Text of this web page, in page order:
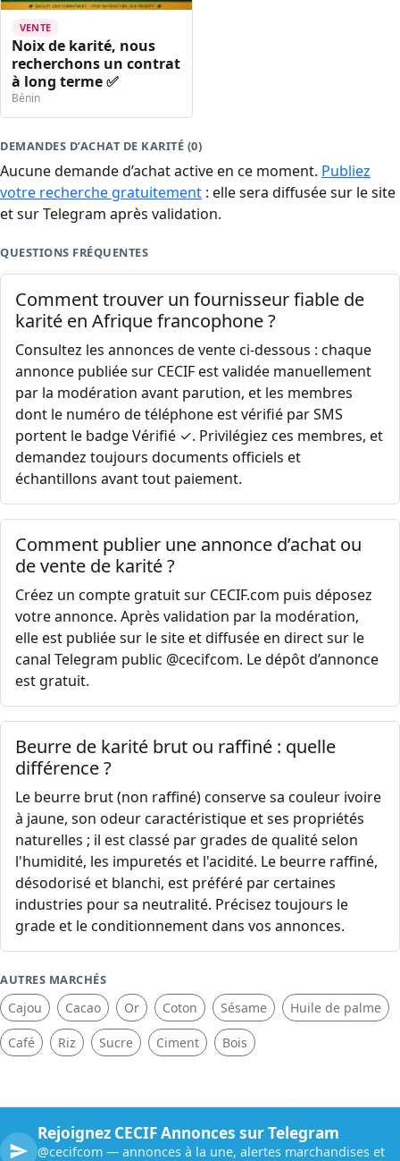
VENTE
Noix de karité, nous
recherchons un contrat
à long terme ✅
Bénin
DEMANDES D’ACHAT DE KARITÉ (0)
Aucune demande d’achat active en ce moment. Publiez
votre recherche gratuitement : elle sera diffusée sur le site
et sur Telegram après validation.
QUESTIONS FRÉQUENTES
Comment trouver un fournisseur fiable de
karité en Afrique francophone ?
Consultez les annonces de vente ci-dessous : chaque
annonce publiée sur CECIF est validée manuellement
par la modération avant parution, et les membres
dont le numéro de téléphone est vérifié par SMS
portent le badge Vérifié ✓. Privilégiez ces membres, et
demandez toujours documents officiels et
échantillons avant tout paiement.
Comment publier une annonce d’achat ou
de vente de karité ?
Créez un compte gratuit sur CECIF.com puis déposez
votre annonce. Après validation par la modération,
elle est publiée sur le site et diffusée en direct sur le
canal Telegram public @cecifcom. Le dépôt d’annonce
est gratuit.
Beurre de karité brut ou raffiné : quelle
différence ?
Le beurre brut (non raffiné) conserve sa couleur ivoire
à jaune, son odeur caractéristique et ses propriétés
naturelles ; il est classé par grades de qualité selon
l'humidité, les impuretés et l'acidité. Le beurre raffiné,
désodorisé et blanchi, est préféré par certaines
industries pour sa neutralité. Précisez toujours le
grade et le conditionnement dans vos annonces.
AUTRES MARCHÉS
Cajou Cacao Or Coton Sésame Huile de palme
Café Riz Sucre Ciment Bois
Rejoignez CECIF Annonces sur Telegram
@cecifcom — annonces à la une, alertes marchandises et